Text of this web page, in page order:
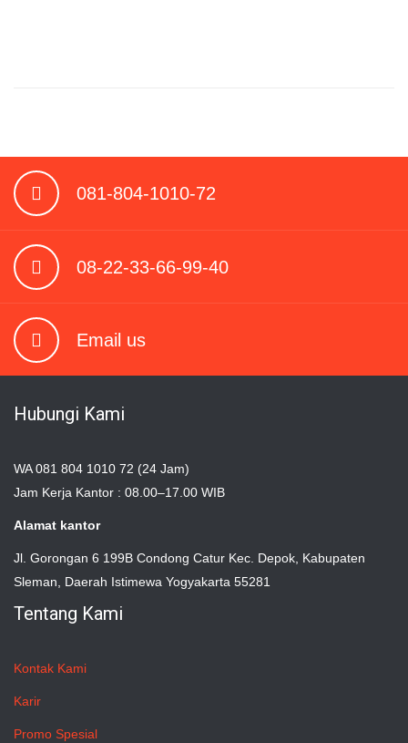
081-804-1010-72
08-22-33-66-99-40
Email us
Hubungi Kami
WA 081 804 1010 72 (24 Jam)
Jam Kerja Kantor : 08.00–17.00 WIB
Alamat kantor
Jl. Gorongan 6 199B Condong Catur Kec. Depok, Kabupaten
Sleman, Daerah Istimewa Yogyakarta 55281
Tentang Kami
Kontak Kami
Karir
Promo Spesial